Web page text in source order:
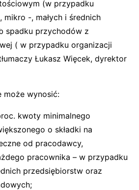
(w przypadku
mikro -, małych i średnich
spadku przychodów z
( w przypadku organizacji
Łukasz Więcek, dyrektor
może wynosić:
kwoty minimalnego
o składki na
od pracodawcy,
pracownika – w przypadku
przedsiębiorstw oraz